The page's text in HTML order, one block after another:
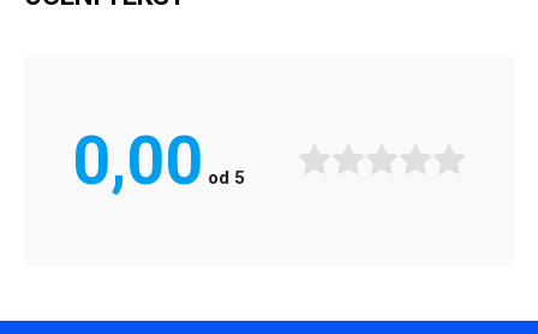
0,00 od 5